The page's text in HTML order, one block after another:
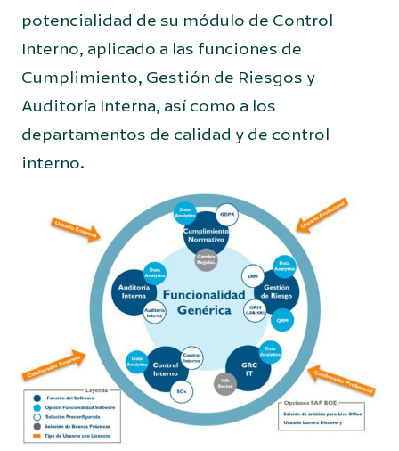
potencialidad de su módulo de Control
Interno, aplicado a las funciones de
Cumplimiento, Gestión de Riesgos y
Auditoría Interna, así como a los
departamentos de calidad y de control
interno.